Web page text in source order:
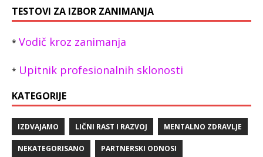
TESTOVI ZA IZBOR ZANIMANJA
* Vodič kroz zanimanja
* Upitnik profesionalnih sklonosti
KATEGORIJE
IZDVAJAMO LIČNI RAST I RAZVOJ MENTALNO ZDRAVLJE
NEKATEGORISANO PARTNERSKI ODNOSI